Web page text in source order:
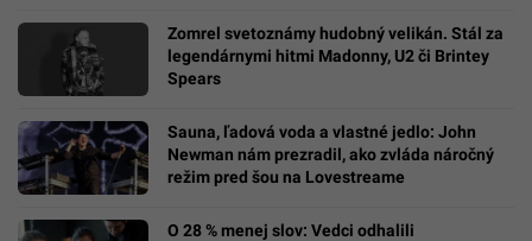
Zomrel svetoznámy hudobný velikán. Stál za
legendárnymi hitmi Madonny, U2 či Brintey
Spears
Sauna, ľadová voda a vlastné jedlo: John
Newman nám prezradil, ako zvláda náročný
režim pred šou na Lovestreame
O 28 % menej slov: Vedci odhalili